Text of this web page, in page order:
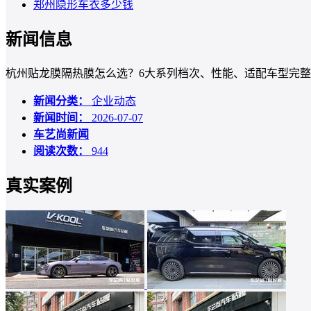
郑州隐形车衣多少钱
新闻信息
杭州贴龙膜隔热膜怎么选？6大系列档次、性能、适配车型完
新闻分类： 企业动态
新闻时间： 2026-07-07
车艺尚新闻
阅读次数： 944
真实案例